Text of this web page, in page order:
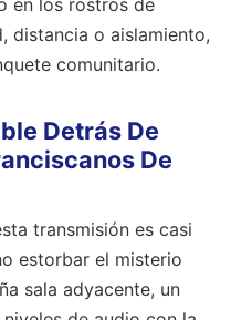
en los rostros de
distancia o aislamiento,
comunitario.
Detrás De
De
transmisión es casi
estorbar el misterio
sala adyacente, un